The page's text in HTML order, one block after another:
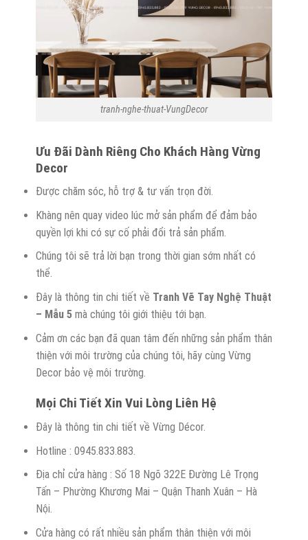
tranh-nghe-thuat-VungDecor
Ưu Đãi Dành Riêng Cho Khách Hàng Vừng
Decor
Được chăm sóc, hỗ trợ & tư vấn trọn đời.
Khàng nên quay video lúc mở sản phẩm để đảm bảo
quyền lợi khi có sự cố phải đổi trả sản phẩm.
Chúng tôi sẽ trả lời bạn trong thời gian sớm nhất có
thể.
Đây là thông tin chi tiết về Tranh Vẽ Tay Nghệ Thuật
– Mẫu 5 mà chúng tôi giới thiệu tới bạn.
Cảm ơn các bạn đã quan tâm đến những sản phẩm thân
thiện với môi trường của chúng tôi, hãy cùng Vừng
Decor bảo vệ môi trường.
Mọi Chi Tiết Xin Vui Lòng Liên Hệ
Đây là thông tin chi tiết về Vừng Décor.
Hotline : 0945.833.883.
Địa chỉ cửa hàng : Số 18 Ngõ 322E Đường Lê Trọng
Tấn – Phường Khương Mai – Quận Thanh Xuân – Hà
Nội.
Cửa hàng có rất nhiều sản phẩm thân thiện với môi